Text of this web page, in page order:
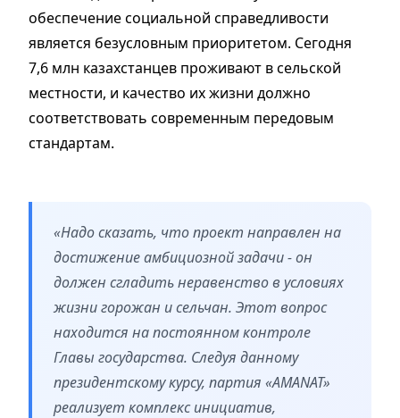
обеспечение социальной справедливости
является безусловным приоритетом. Сегодня
7,6 млн казахстанцев проживают в сельской
местности, и качество их жизни должно
соответствовать современным передовым
стандартам.
«Надо сказать, что проект направлен на
достижение амбициозной задачи - он
должен сгладить неравенство в условиях
жизни горожан и сельчан. Этот вопрос
находится на постоянном контроле
Главы государства. Следуя данному
президентскому курсу, партия «AMANAT»
реализует комплекс инициатив,